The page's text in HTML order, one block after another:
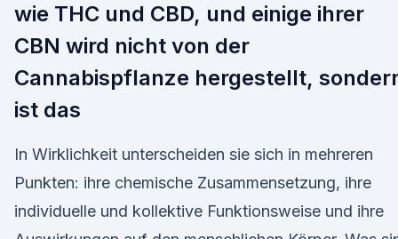
wie THC und CBD, und einige ihrer
CBN wird nicht von der
Cannabispflanze hergestellt,
ist das
In Wirklichkeit unterscheiden sie sich in mehreren
Punkten: ihre chemische Zusammensetzung, ihre
individuelle und kollektive Funktionsweise und ihre